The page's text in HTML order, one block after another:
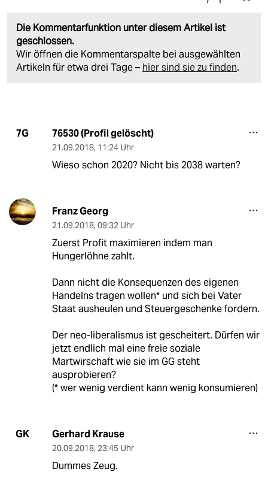
Die Kommentarfunktion unter diesem Artikel ist
geschlossen.
Wir öffnen die Kommentarspalte bei ausgewählten
Artikeln für etwa drei Tage – hier sind sie zu finden.
7G 76530 (Profil gelöscht)
21.09.2018, 11:24 Uhr
Wieso schon 2020? Nicht bis 2038 warten?
Franz Georg
21.09.2018, 09:32 Uhr
Zuerst Profit maximieren indem man
Hungerlöhne zahlt.
Dann nicht die Konsequenzen des eigenen
Handelns tragen wollen* und sich bei Vater
Staat ausheulen und Steuergeschenke fordern.
Der neo-liberalismus ist gescheitert. Dürfen wir
jetzt endlich mal eine freie soziale
Martwirschaft wie sie im GG steht
ausprobieren?
(* wer wenig verdient kann wenig konsumieren)
GK Gerhard Krause
20.09.2018, 23:45 Uhr
Dummes Zeug.